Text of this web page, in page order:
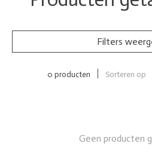
Filters
0 producten Sorteren op
Geen producten